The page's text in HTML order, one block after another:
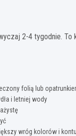
2-4 tygodnie.
folią lub
i letniej wody
wróg kolorów i